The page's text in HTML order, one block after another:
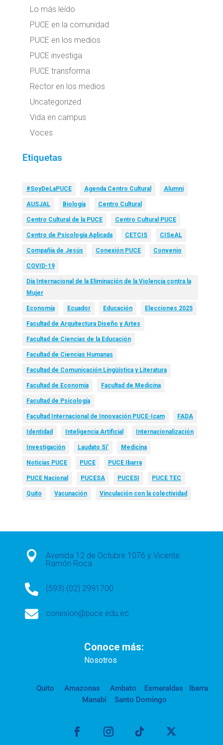
Lo más leído
PUCE en la comunidad
PUCE en los medios
PUCE investiga
PUCE transforma
Rector en los medios
Uncategorized
Vida en campus
Voces
Etiquetas
#SoyDeLaPUCE Agenda Centro Cultural Alumni
AUSJAL Biología Centro Cultural
Centro Cultural de la PUCE Centro Cultural PUCE
Centro de Psicología Aplicada CETCIS CISeAL
Compañía de Jesús Conexión PUCE Convenio
COVID-19
Día Internacional de la Eliminación de la Violencia contra la
Mujer
Economía Ecuador Educación Elecciones 2025
Facultad de Arquitectura Diseño y Artes
Facultad de Ciencias de la Educación
Facultad de Ciencias Humanas
Facultad de Comunicación Lingüística y Literatura
Facultad de Economía Facultad de Medicina
Facultad de Psicología
Facultad Internacional de Innovación PUCE-Icam FADA
Identidad Inteligencia Artificial Internacionalización
Investigación Laudato Si’ Medicina
Noticias PUCE PUCE PUCE Ibarra
PUCE Nacional PUCESA PUCESI PUCE TEC
Quito Vacunación Vinculación con la colectividad

Avenida 12 de Octubre 1076 y Vicente
Ramón Roca
 (593) (02) 2991700
 conexion@puce.edu.ec
Conoce más:
Nosotros
Quito Amazonas Ambato Esmeraldas
Ibarra
Manabí
Santo Domingo